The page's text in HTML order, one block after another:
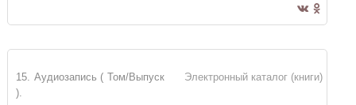
Электронный каталог (книги)
15. Аудиозапись ( Том/Выпуск
).